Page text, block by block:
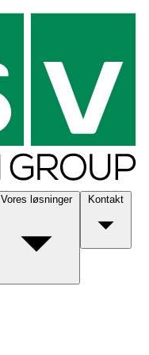
Vores løsninger Kontakt